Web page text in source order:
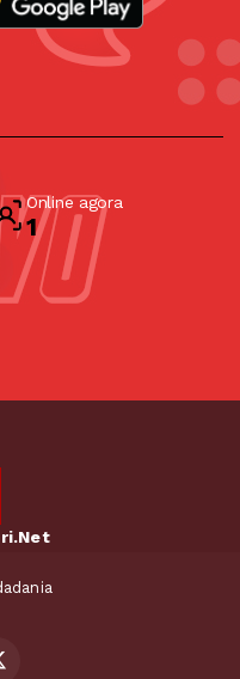
Online agora
1